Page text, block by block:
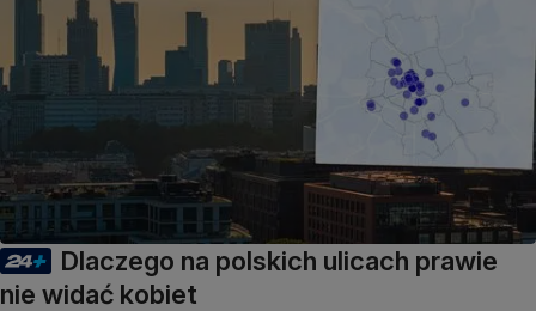
Dlaczego na polskich ulicach prawie
nie widać kobiet